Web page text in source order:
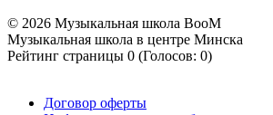
© 2026 Музыкальная школа BooM
Музыкальная школа в центре Минска
Рейтинг страницы 0 (Голосов: 0)
Договор оферты